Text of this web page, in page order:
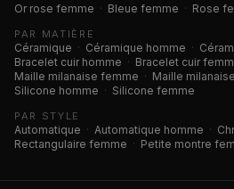
Or rose femme · Bleue femme · Rose
PAR MATIÈRE
Céramique · Céramique homme ·
Bracelet cuir homme · Bracelet cuir
Maille milanaise femme · Maille
Silicone homme · Silicone femme
PAR STYLE
Automatique · Automatique homme ·
Rectangulaire femme · Petite montre